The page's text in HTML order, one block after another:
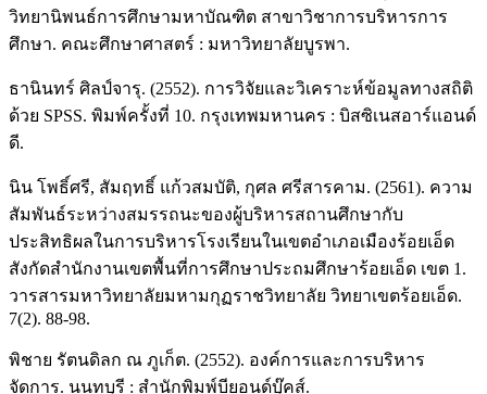
วิทยานิพนธ์การศึกษามหาบัณฑิต สาขาวิชาการบริหารการ
ศึกษา. คณะศึกษาศาสตร์ : มหาวิทยาลัยบูรพา.
ธานินทร์ ศิลป์จารุ. (2552). การวิจัยและวิเคราะห์ข้อมูลทางสถิติ
ด้วย SPSS. พิมพ์ครั้งที่ 10. กรุงเทพมหานคร : บิสซิเนสอาร์แอนด์
ดี.
นิน โพธิ์ศรี, สัมฤทธิ์ แก้วสมบัติ, กุศล ศรีสารคาม. (2561). ความ
สัมพันธ์ระหว่างสมรรถนะของผู้บริหารสถานศึกษากับ
ประสิทธิผลในการบริหารโรงเรียนในเขตอำเภอเมืองร้อยเอ็ด
สังกัดสำนักงานเขตพื้นที่การศึกษาประถมศึกษาร้อยเอ็ด เขต 1.
วารสารมหาวิทยาลัยมหามกุฏราชวิทยาลัย วิทยาเขตร้อยเอ็ด.
7(2). 88-98.
พิชาย รัตนดิลก ณ ภูเก็ต. (2552). องค์การและการบริหาร
จัดการ. นนทบุรี : สำนักพิมพ์บียอนด์บุ๊คส์.